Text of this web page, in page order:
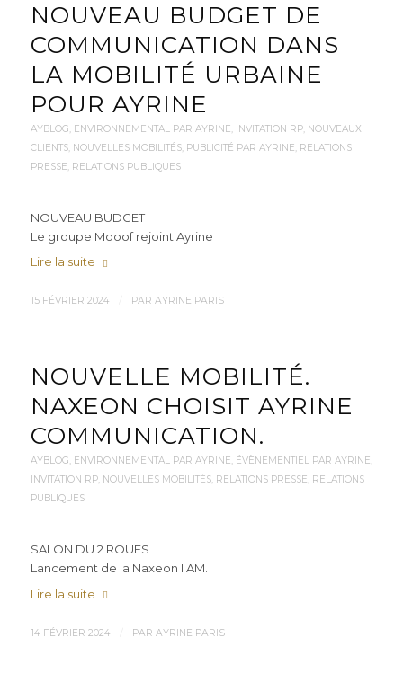
NOUVEAU BUDGET DE
COMMUNICATION DANS
LA MOBILITÉ URBAINE
POUR AYRINE
AYBLOG, ENVIRONNEMENTAL PAR AYRINE, INVITATION RP, NOUVEAUX
CLIENTS, NOUVELLES MOBILITÉS, PUBLICITÉ PAR AYRINE, RELATIONS
PRESSE, RELATIONS PUBLIQUES
NOUVEAU BUDGET
Le groupe Mooof rejoint Ayrine
Lire la suite
15 FÉVRIER 2024 PAR AYRINE PARIS
NOUVELLE MOBILITÉ.
NAXEON CHOISIT AYRINE
COMMUNICATION.
AYBLOG, ENVIRONNEMENTAL PAR AYRINE, ÉVÈNEMENTIEL PAR AYRINE,
INVITATION RP, NOUVELLES MOBILITÉS, RELATIONS PRESSE, RELATIONS
PUBLIQUES
SALON DU 2 ROUES
Lancement de la Naxeon I AM.
Lire la suite
14 FÉVRIER 2024 PAR AYRINE PARIS